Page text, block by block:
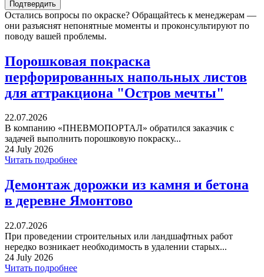
Остались вопросы по окраске? Обращайтесь к менеджерам —
они разъяснят непонятные моменты и проконсультируют по
поводу вашей проблемы.
Порошковая покраска
перфорированных напольных листов
для аттракциона "Остров мечты"
22.07.2026
В компанию «ПНЕВМОПОРТАЛ» обратился заказчик с
задачей выполнить порошковую покраску...
24 July 2026
Читать подробнее
Демонтаж дорожки из камня и бетона
в деревне Ямонтово
22.07.2026
При проведении строительных или ландшафтных работ
нередко возникает необходимость в удалении старых...
24 July 2026
Читать подробнее